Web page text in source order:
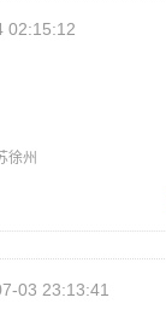
02:15:12
徐州
03 23:13:41